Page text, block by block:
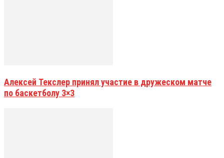
Алексей Текслер принял участие в дружеском матче
по баскетболу 3×3